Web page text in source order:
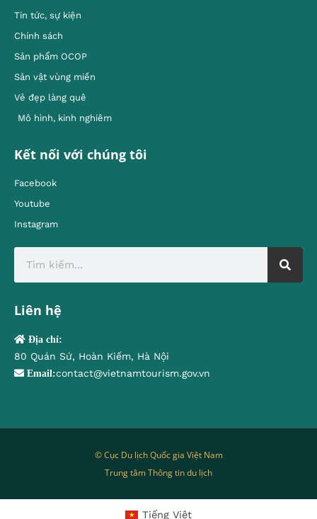
Tin tức, sự kiện
Chính sách
Sản phẩm OCOP
Sản vật vùng miền
Vẻ đẹp làng quê
Mô hình, kinh nghiêm
Kết nối với chúng tôi
Facebook
Youtube
Instagram
Liên hệ
Địa chỉ:
80 Quán Sứ, Hoàn Kiếm, Hà Nội
Email:contact@vietnamtourism.gov.vn
© Cục Du lịch Quốc gia Việt Nam
Trung tâm Thông tin du lịch
Tiếng Việt